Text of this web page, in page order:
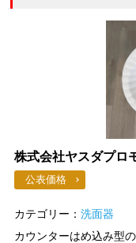
株式会社ヤスダプロ
公表価格
カテゴリー：洗面器
カウンターはめ込み型の